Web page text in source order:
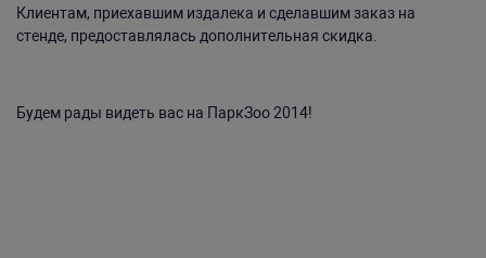
Клиентам, приехавшим издалека и сделавшим заказ на
стенде, предоставлялась дополнительная скидка.
Будем рады видеть вас на ПаркЗоо 2014!